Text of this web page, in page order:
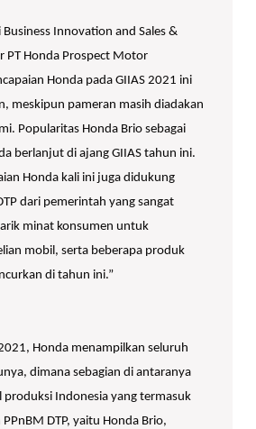
Business Innovation and Sales &
PT Honda Prospect Motor
Honda pada GIIAS 2021 ini
meskipun pameran masih diadakan
Popularitas Honda Brio sebagai
berlanjut di ajang GIIAS tahun ini.
Honda kali ini juga didukung
dari pemerintah yang sangat
minat konsumen untuk
mobil, serta beberapa produk
di tahun ini.”
Honda menampilkan seluruh
dimana sebagian di antaranya
produksi Indonesia yang termasuk
DTP, yaitu Honda Brio,